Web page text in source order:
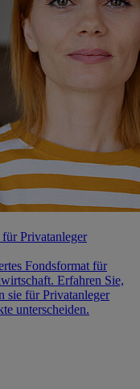
Privatanleger
Fondsformat für
Erfahren Sie,
sie für Privatanleger
unterscheiden.